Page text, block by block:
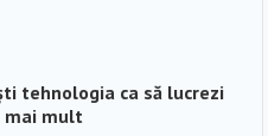
tehnologia ca să lucrezi
mai mult